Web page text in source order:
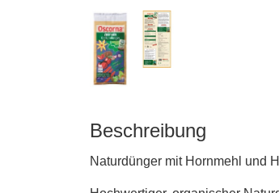
Beschreibung
Naturdünger mit Hornmehl und